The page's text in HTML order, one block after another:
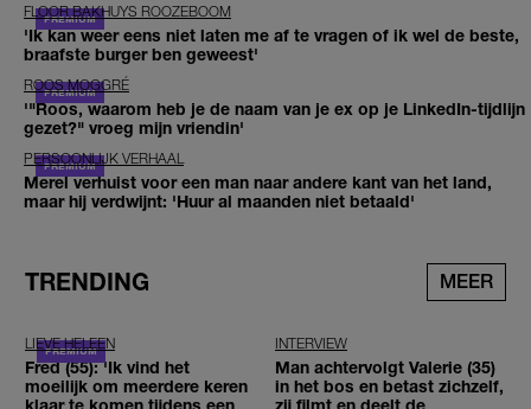
FLOOR BAKHUYS ROOZEBOOM
'Ik kan weer eens niet laten me af te vragen of ik wel de beste,
braafste burger ben geweest'
ROOS MOGGRÉ
'"Roos, waarom heb je de naam van je ex op je LinkedIn-tijdlijn
gezet?" vroeg mijn vriendin'
PERSOONLIJK VERHAAL
Merel verhuist voor een man naar andere kant van het land,
maar hij verdwijnt: 'Huur al maanden niet betaald'
TRENDING MEER
LIEVE HELEEN
Fred (55): 'Ik vind het
moeilijk om meerdere keren
INTERVIEW
Man achtervolgt Valerie (35)
in het bos en betast zichzelf,